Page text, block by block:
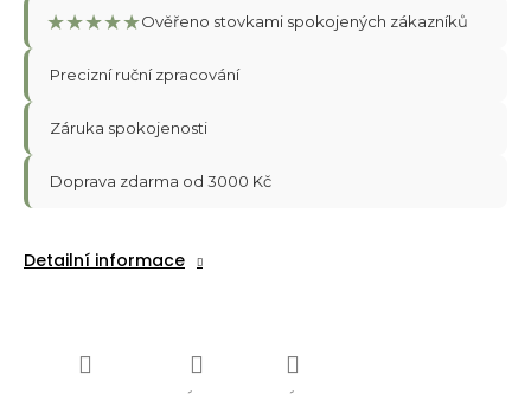
★★★★★Ověřeno stovkami spokojených zákazníků
Precizní ruční zpracování
Záruka spokojenosti
Doprava zdarma od 3000 Kč
Detailní informace